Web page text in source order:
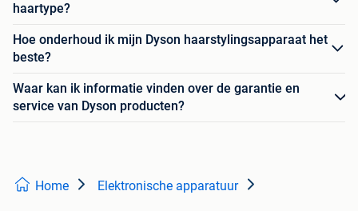
haartype?
Hoe onderhoud ik mijn Dyson haarstylingsapparaat het
beste?
Waar kan ik informatie vinden over de garantie en
service van Dyson producten?
Home Elektronische apparatuur